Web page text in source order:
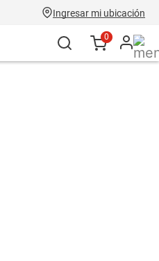
Ingresar mi ubicación
0